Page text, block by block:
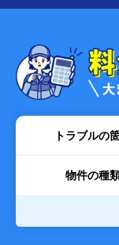
トラブルの
物件の種